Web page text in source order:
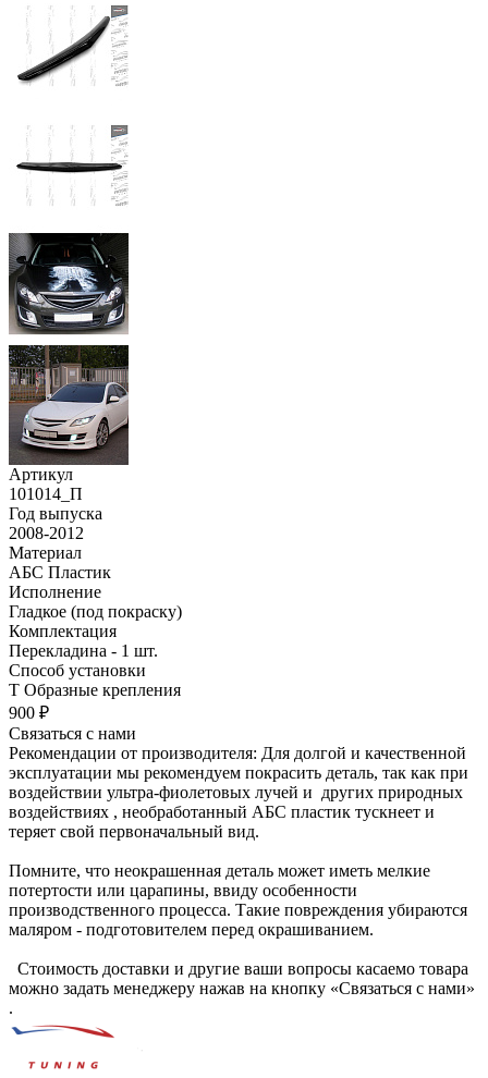
Артикул
101014_П
Год выпуска
2008-2012
Материал
АБС Пластик
Исполнение
Гладкое (под покраску)
Комплектация
Перекладина - 1 шт.
Способ установки
Т Образные крепления
900 ₽
Связаться с нами
Рекомендации от производителя: Для долгой и качественной
эксплуатации мы рекомендуем покрасить деталь, так как при
воздействии ультра-фиолетовых лучей и других природных
воздействиях , необработанный АБС пластик тускнеет и
теряет свой первоначальный вид.
Помните, что неокрашенная деталь может иметь мелкие
потертости или царапины, ввиду особенности
производственного процесса. Такие повреждения убираются
маляром - подготовителем перед окрашиванием.
Стоимость доставки и другие ваши вопросы касаемо товара
можно задать менеджеру нажав на кнопку «Связаться с нами»
.